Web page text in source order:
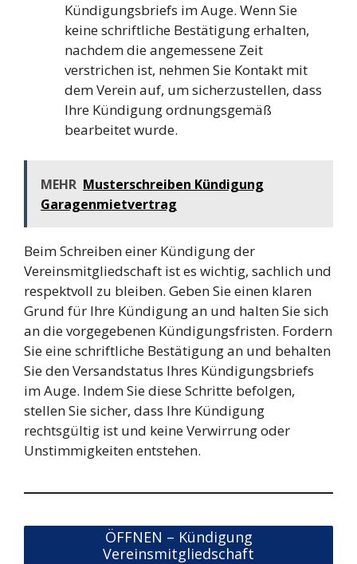
Kündigungsbriefs im Auge. Wenn Sie
keine schriftliche Bestätigung erhalten,
nachdem die angemessene Zeit
verstrichen ist, nehmen Sie Kontakt mit
dem Verein auf, um sicherzustellen, dass
Ihre Kündigung ordnungsgemäß
bearbeitet wurde.
MEHR Musterschreiben Kündigung
Garagenmietvertrag
Beim Schreiben einer Kündigung der
Vereinsmitgliedschaft ist es wichtig, sachlich und
respektvoll zu bleiben. Geben Sie einen klaren
Grund für Ihre Kündigung an und halten Sie sich
an die vorgegebenen Kündigungsfristen. Fordern
Sie eine schriftliche Bestätigung an und behalten
Sie den Versandstatus Ihres Kündigungsbriefs
im Auge. Indem Sie diese Schritte befolgen,
stellen Sie sicher, dass Ihre Kündigung
rechtsgültig ist und keine Verwirrung oder
Unstimmigkeiten entstehen.
ÖFFNEN – Kündigung
Vereinsmitgliedschaft